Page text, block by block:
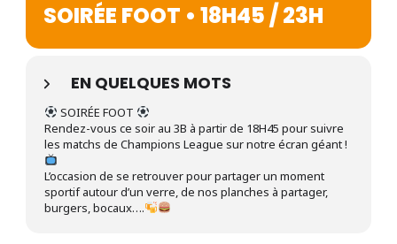
SOIRÉE FOOT • 18H45 / 23H
EN QUELQUES MOTS
SOIRÉE FOOT
Rendez-vous ce soir au 3B à partir de 18H45 pour suivre
les matchs de Champions League sur notre écran géant !
L’occasion de se retrouver pour partager un moment
sportif autour d’un verre, de nos planches à partager,
burgers, bocaux….